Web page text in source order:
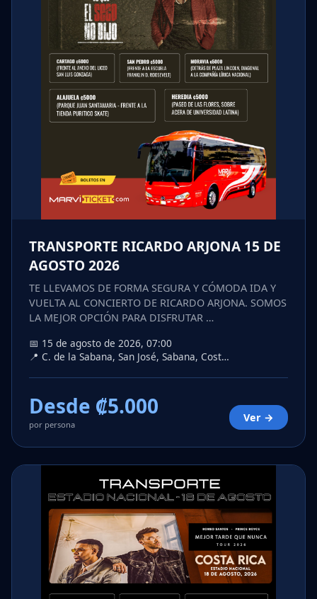
TRANSPORTE RICARDO ARJONA 15 DE
AGOSTO 2026
TE LLEVAMOS DE FORMA SEGURA Y CÓMODA IDA Y
VUELTA AL CONCIERTO DE RICARDO ARJONA. SOMOS
LA MEJOR OPCIÓN PARA DISFRUTAR …
📅 15 de agosto de 2026, 07:00
📍 C. de la Sabana, San José, Sabana, Cost…
Desde ₡5.000
por persona
Ver →